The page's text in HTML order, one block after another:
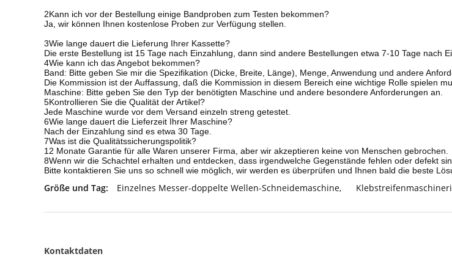
2Kann ich vor der Bestellung einige Bandproben zum Testen bekommen?
Ja, wir können Ihnen kostenlose Proben zur Verfügung stellen.
3Wie lange dauert die Lieferung Ihrer Kassette?
Die erste Bestellung ist 15 Tage nach Einzahlung, dann sind andere Bestellungen etwa 7-10 Tage nach
4Wie kann ich das Angebot bekommen?
Band: Bitte geben Sie mir die Spezifikation (Dicke, Breite, Länge), Menge, Anwendung und andere
Die Kommission ist der Auffassung, daß die Kommission in diesem Bereich eine wichtige Rolle spielen
Maschine: Bitte geben Sie den Typ der benötigten Maschine und andere besondere Anforderungen an.
5Kontrollieren Sie die Qualität der Artikel?
Jede Maschine wurde vor dem Versand einzeln streng getestet.
6Wie lange dauert die Lieferzeit Ihrer Maschine?
Nach der Einzahlung sind es etwa 30 Tage.
7Was ist die Qualitätssicherungspolitik?
12 Monate Garantie für alle Waren unserer Firma, aber wir akzeptieren keine von Menschen gebrochen.
8Wenn wir die Schachtel erhalten und entdecken, dass irgendwelche Gegenstände fehlen oder defekt
Bitte kontaktieren Sie uns so schnell wie möglich, wir werden es überprüfen und Ihnen bald die beste
Größe und Tag: Einzelnes Messer-doppelte Wellen-Schneidemaschine,
Kontaktdaten